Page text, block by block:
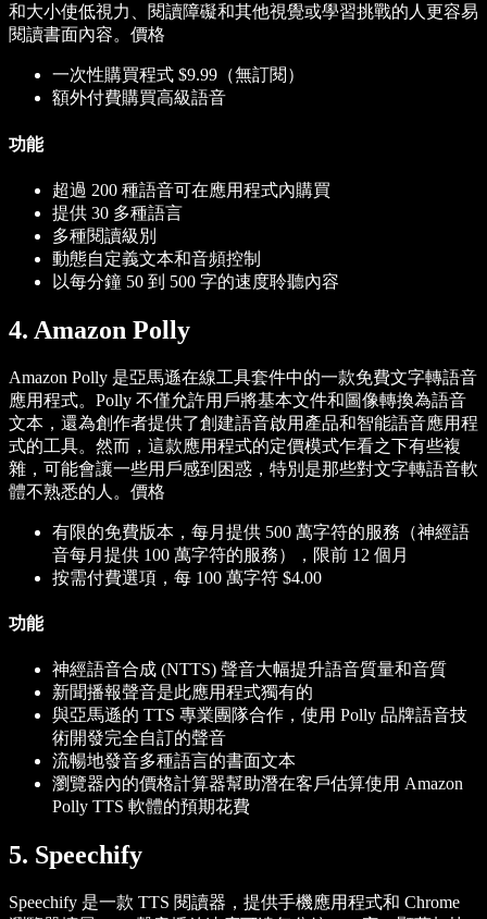
和大小使低視力、閱讀障礙和其他視覺或學習挑戰的人更容易
閱讀書面內容。 價格
一次性購買程式 $9.99（無訂閱）
額外付費購買高級語音
功能
超過 200 種語音可在應用程式內購買
提供 30 多種語言
多種閱讀級別
動態自定義文本和音頻控制
以每分鐘 50 到 500 字的速度聆聽內容
4. Amazon Polly
Amazon Polly 是亞馬遜在線工具套件中的一款免費文字轉語音
應用程式。Polly 不僅允許用戶將基本文件和圖像轉換為語音
文本，還為創作者提供了創建語音啟用產品和智能語音應用程
式的工具。然而，這款應用程式的定價模式乍看之下有些複
雜，可能會讓一些用戶感到困惑，特別是那些對文字轉語音軟
體不熟悉的人。 價格
有限的免費版本，每月提供 500 萬字符的服務（神經語
音每月提供 100 萬字符的服務），限前 12 個月
按需付費選項，每 100 萬字符 $4.00
功能
神經語音合成 (NTTS) 聲音大幅提升語音質量和音質
新聞播報聲音是此應用程式獨有的
與亞馬遜的 TTS 專業團隊合作，使用 Polly 品牌語音技
術開發完全自訂的聲音
流暢地發音多種語言的書面文本
瀏覽器內的價格計算器幫助潛在客戶估算使用 Amazon
Polly TTS 軟體的預期花費
5. Speechify
Speechify 是一款 TTS 閱讀器，提供手機應用程式和 Chrome